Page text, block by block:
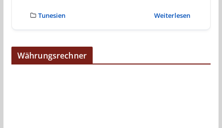
Tunesien Weiterlesen
Währungsrechner